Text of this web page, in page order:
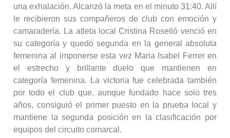
una exhalación. Alcanzó la meta en el minuto 31:40. Allí
le recibieron sus compañeros de club con emoción y
camaradería. La atleta local Cristina Roselló venció en
su categoría y quedó segunda en la general absoluta
femenina al imponerse esta vez Maria Isabel Ferrer en
el estrecho y brillante duelo que mantienen en
categoría femenina. La victoria fue celebrada también
por todo el club que, aunque fundado hace solo tres
años, consiguió el primer puesto en la prueba local y
mantiene la segunda posición en la clasificación por
equipos del circuito comarcal.